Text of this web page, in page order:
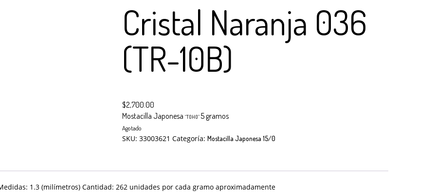
Cristal Naranja 036
(TR-10B)
$2,700.00
Mostacilla Japonesa “TOHO” 5 gramos
Agotado
SKU: 33003621 Categoría: Mostacilla Japonesa 15/0
1.3 (milímetros) Cantidad: 262 unidades por cada gramo aproximadamente